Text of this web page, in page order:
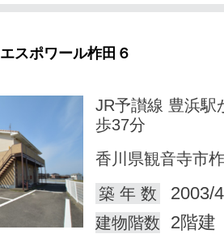
エスポワール柞田６
JR予讃線 豊浜駅
歩37分
香川県観音寺市
築 年 数
2003/
建物階数 2階建